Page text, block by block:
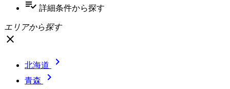
playlist_add_check 詳細条件から探す
エリアから探す
close
北海道 
青森 